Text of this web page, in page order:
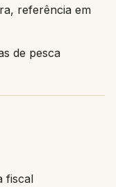
referência em
de pesca
fiscal